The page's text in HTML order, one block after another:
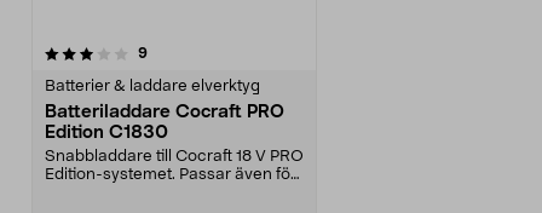
9recensioner
Batterier & laddare elverktyg
Batteriladdare Cocraft PRO
Edition C1830
Snabbladdare till Cocraft 18 V PRO
Edition-systemet. Passar även för